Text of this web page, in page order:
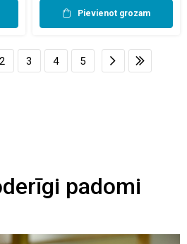
Pievienot grozam
2 3 4 5
padomi